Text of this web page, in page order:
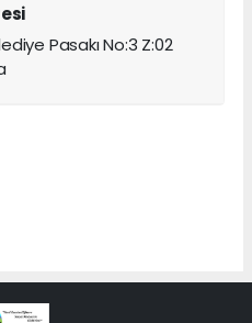
Pasakı No:3 Z:02